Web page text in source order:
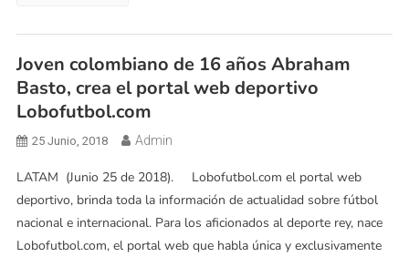
Joven colombiano de 16 años Abraham
Basto, crea el portal web deportivo
Lobofutbol.com
25 Junio, 2018 Admin
LATAM (Junio 25 de 2018). Lobofutbol.com el portal web
deportivo, brinda toda la información de actualidad sobre fútbol
nacional e internacional. Para los aficionados al deporte rey, nace
Lobofutbol.com, el portal web que habla única y exclusivamente